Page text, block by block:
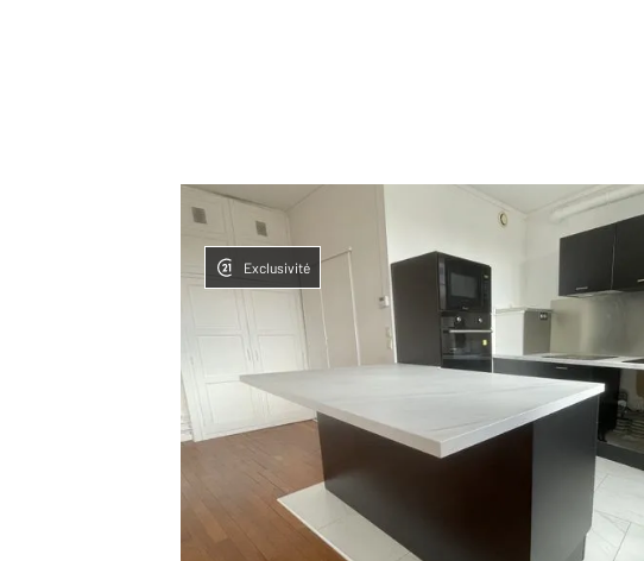
Exclusivité